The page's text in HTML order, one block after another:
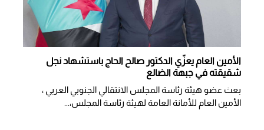
الأمين العام يعزّي الدكتور صالح الحاج باستشهاد نجل
شقيقته في جبهة الضالع
بعث عضو هيئة رئاسة المجلس الانتقالي الجنوبي العربي ،
الأمين العام للأمانة العامة لهيئة رئاسة المجلس،...